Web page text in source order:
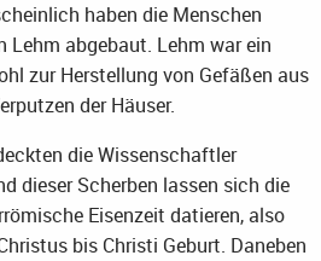
haben die Menschen
Lehm abgebaut. Lehm war ein
zur Herstellung von Gefäßen aus
der Häuser.
die Wissenschaftler
dieser Scherben lassen sich die
Eisenzeit datieren, also
bis Christi Geburt. Daneben